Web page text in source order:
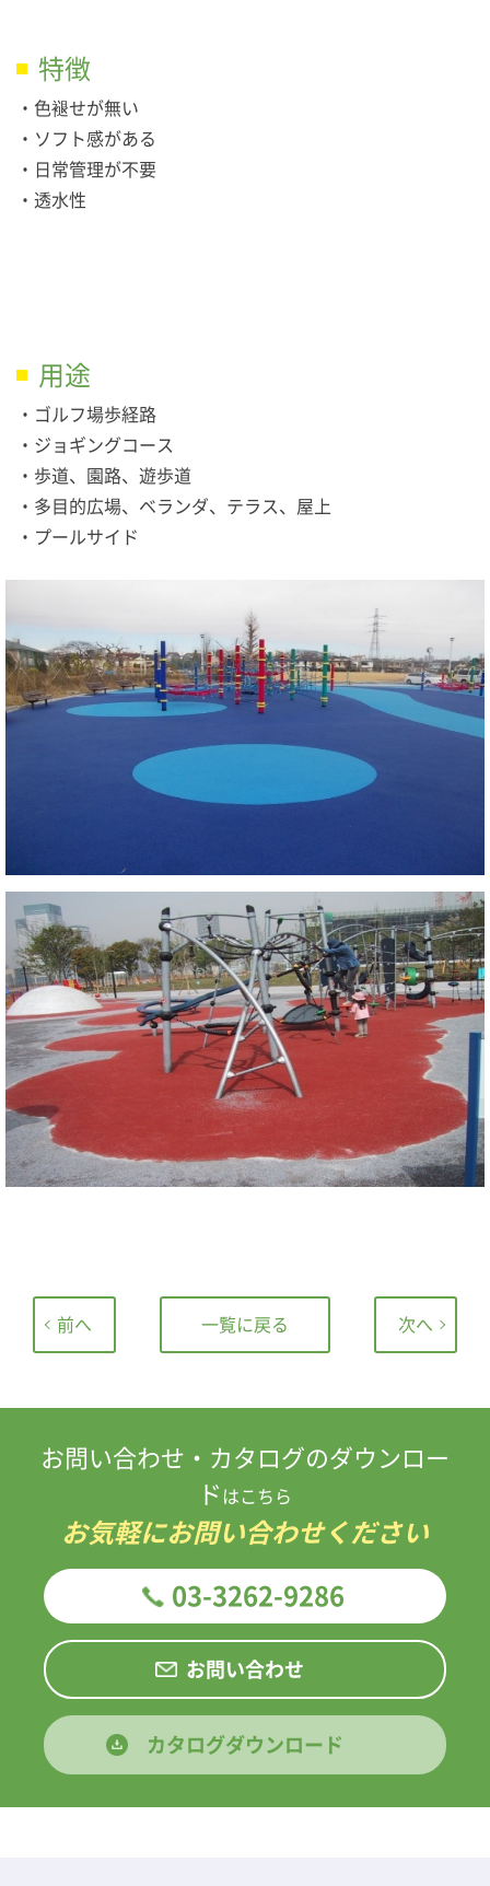
特徴
・色褪せが無い
・ソフト感がある
・日常管理が不要
・透水性
用途
・ゴルフ場歩経路
・ジョギングコース
・歩道、園路、遊歩道
・多目的広場、ベランダ、テラス、屋上
・プールサイド
前へ 次へ
一覧に戻る
お問い合わせ・カタログのダウンロー
ド はこちら
お気軽にお問い合わせください
03-3262-9286
お問い合わせ
カタログダウンロード